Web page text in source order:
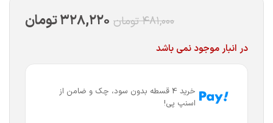
۴۸۱,۰۰۰تومان ۳۲۸,۲۲۰تومان
در انبار موجود نمی باشد
خرید 4 قسطه بدون سود، چک و ضامن از
اسنپ پی!